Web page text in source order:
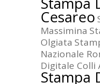
Cesareo
Massimina
Olgiata
Nazionale
Digitale Colli
Stampa